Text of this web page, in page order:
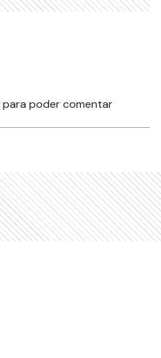
para poder comentar